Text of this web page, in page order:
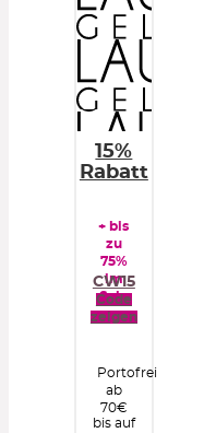
15%
Rabatt
+ bis
zu
75%
im
Sale
CW15
Code
zeigen
Portofrei
ab
70€
bis auf